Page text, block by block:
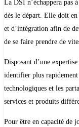
La DSI n’échappera
dès le départ. Elle doit
et d’intégration afin de
de se faire prendre de
Disposant d’une
identifier plus
technologiques et les
services et produits
Pour être en capacité de